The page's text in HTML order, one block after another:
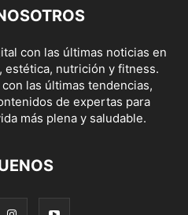
con las últimas noticias en
estética, nutrición y fitness.
las últimas tendencias,
de expertas para
más plena y saludable.